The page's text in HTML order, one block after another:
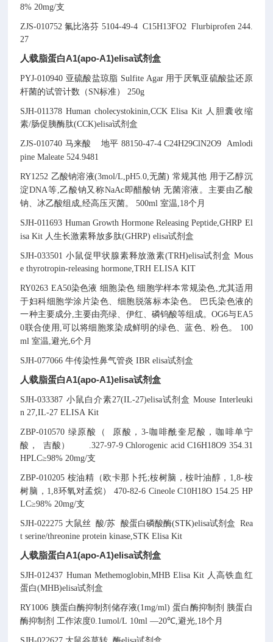
8% 20mg/支
ZJS-010752 氟比洛芬 5104-49-4 C15H13FO2 Flurbiprofen 244.
27
人载脂蛋白A1(apo-A1)elisa试剂盒
PYJ-010940 亚硫酸盐琼脂 Sulfite Agar 用于厌氧亚硫酸盐还原
杆菌的试管计数（SN标准）
250g
SJH-011378 Human cholecystokinin,CCK Elisa Kit 人胆囊收缩
素/肠促胰酶肽(CCK)elisa试剂盒
ZJS-010740 马来酸 地平 88150-47-4 C24H29ClN2O9 Amlodi
pine Maleate 524.9481
RY1252 乙酸钠溶液(3mol/L,pH5.0,无菌) 常规其他 用于乙醇沉
淀DNA等,乙酸钠又称NaAc即醋酸钠 无菌溶液。主要由乙酸
钠、冰乙酸组成,经高压灭菌。
500ml 室温,18个月
SJH-011693 Human Growth Hormone Releasing Peptide,GHRP El
isa Kit 人生长激素释放多肽(GHRP) elisa试剂盒
SJH-033501 小鼠促甲状腺素释放激素(TRH)elisa试剂盒 Mous
e thyrotropin-releasing hormone,TRH ELISA KIT
RY0263 EA50染色液 细胞染色 细胞学样本常规染色,尤其适用
于妇科细胞学涂片染色、细胞脱落标本染色。
巴氏染色液的
一种主要成分,主要由亮绿、伊红、磷钨酸等组成。OG6与EA5
0联合使用,可以将细胞浆染成鲜明的绿色、蓝色、粉色。
100
ml 室温,避光,6个月
SJH-077066 牛传染性鼻气管炎 IBR elisa试剂盒
人载脂蛋白A1(apo-A1)elisa试剂盒
SJH-033387 小鼠白介素27(IL-27)elisa试剂盒 Mouse Interleuki
n 27,IL-27 ELISA Kit
ZBP-010570 绿原酸（
原酸，3-咖啡酰奎尼酸，咖啡单宁
酸，
吉酸） .327-97-9 Chlorogenic acid C16H18O9 354.31
HPLC≥98% 20mg/支
ZBP-010205 桉油精（欧卡那卜托;桉树脑，桉叶油醇，1,8-桉
树脑，1,8环氧对孟烷）
470-82-6 Cineole C10H18O 154.25 HP
LC≥98% 20mg/支
SJH-022275 大鼠丝 酸/苏 酸蛋白磷酸酶(STK)elisa试剂盒 Rea
t serine/threonine protein kinase,STK Elisa Kit
人载脂蛋白A1(apo-A1)elisa试剂盒
SJH-012437 Human Methemoglobin,MHB Elisa Kit 人高铁血红
蛋白(MHB)elisa试剂盒
RY1006 胰蛋白酶抑制剂储存液(1mg/ml) 蛋白酶抑制剂 胰蛋白
酶抑制剂 工作浓度0.1umol/L 10ml —20℃,避光,18个月